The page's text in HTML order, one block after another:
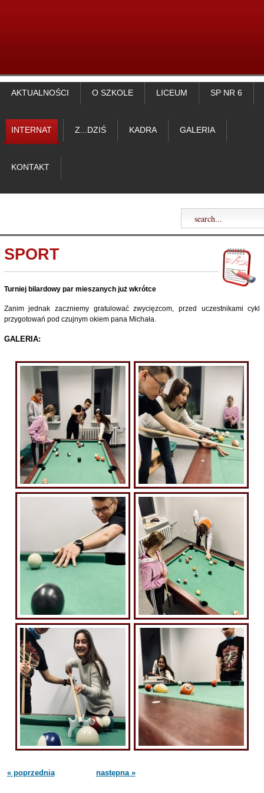
AKTUALNOŚCI O SZKOLE LICEUM SP NR 6
INTERNAT Z...DZIŚ KADRA GALERIA
KONTAKT
SPORT
Turniej bilardowy par mieszanych już wkrótce
Zanim jednak zaczniemy gratulować zwycięzcom, przed uczestnikami cykl
przygotowań pod czujnym okiem pana Michała.
GALERIA:
« poprzednia następna »